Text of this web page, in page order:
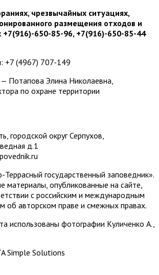
чрезвычайных ситуациях,
размещения отходов и
+7(916)-650-85-96, +7(916)-650-85-44
: +7 (4967) 707-149
Потапова Элина Николаевна,
по охране территории
городской округ Серпухов,
д.1
государственный заповедник».
материалы, опубликованные на сайте,
с российским и международным
об авторском праве и смежных правах.
использованы фотографии Куличенко А.,
Simple Solutions